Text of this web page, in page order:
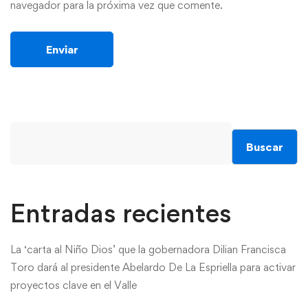
navegador para la próxima vez que comente.
Buscar
Entradas recientes
La ‘carta al Niño Dios’ que la gobernadora Dilian Francisca
Toro dará al presidente Abelardo De La Espriella para activar
proyectos clave en el Valle